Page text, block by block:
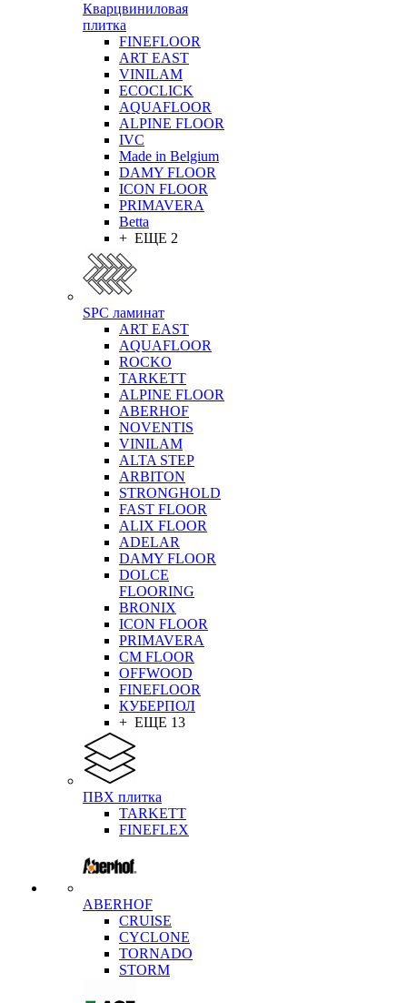
Кварцвиниловая
плитка
FINEFLOOR
ART EAST
VINILAM
ECOCLICK
AQUAFLOOR
ALPINE FLOOR
IVC
Made in Belgium
DAMY FLOOR
ICON FLOOR
PRIMAVERA
Betta
+ ЕЩЕ 2
SPC ламинат
ART EAST
AQUAFLOOR
ROCKO
TARKETT
ALPINE FLOOR
ABERHOF
NOVENTIS
VINILAM
ALTA STEP
ARBITON
STRONGHOLD
FAST FLOOR
ALIX FLOOR
ADELAR
DAMY FLOOR
DOLCE
FLOORING
BRONIX
ICON FLOOR
PRIMAVERA
CM FLOOR
OFFWOOD
FINEFLOOR
КУБЕРПОЛ
+ ЕЩЕ 13
ПВХ плитка
TARKETT
FINEFLEX
ABERHOF
CRUISE
CYCLONE
TORNADO
STORM